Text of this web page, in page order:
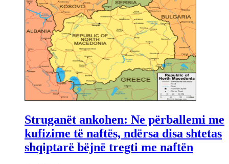
Struganët ankohen: Ne përballemi me
kufizime të naftës, ndërsa disa shtetas
shqiptarë bëjnë tregti me naftën